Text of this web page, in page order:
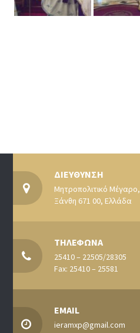
ΔΙΕΥΘΥΝΣΗ
Μητροπολιτικό Μέγαρο,
Ξάνθη 671 00, Ελλάδα
ΤΗΛΕΦΩΝΑ
25410 – 22505/28305
Fax: 25410 – 25581
EMAIL
ieramxp@gmail.com